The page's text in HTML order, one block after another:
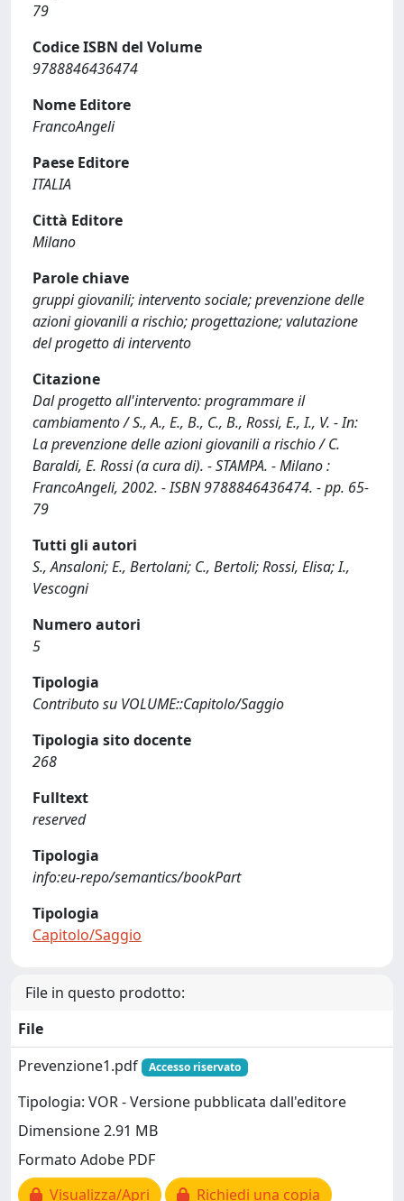
79
Codice ISBN del Volume
9788846436474
Nome Editore
FrancoAngeli
Paese Editore
ITALIA
Città Editore
Milano
Parole chiave
gruppi giovanili; intervento sociale; prevenzione delle
azioni giovanili a rischio; progettazione; valutazione
del progetto di intervento
Citazione
Dal progetto all'intervento: programmare il
cambiamento / S., A., E., B., C., B., Rossi, E., I., V. - In:
La prevenzione delle azioni giovanili a rischio / C.
Baraldi, E. Rossi (a cura di). - STAMPA. - Milano :
FrancoAngeli, 2002. - ISBN 9788846436474. - pp. 65-
79
Tutti gli autori
S., Ansaloni; E., Bertolani; C., Bertoli; Rossi, Elisa; I.,
Vescogni
Numero autori
5
Tipologia
Contributo su VOLUME::Capitolo/Saggio
Tipologia sito docente
268
Fulltext
reserved
Tipologia
info:eu-repo/semantics/bookPart
Tipologia
Capitolo/Saggio
File in questo prodotto:
File
Prevenzione1.pdf
Accesso riservato
Tipologia: VOR - Versione pubblicata dall'editore
Dimensione 2.91 MB
Formato Adobe PDF
Visualizza/Apri
Richiedi una copia